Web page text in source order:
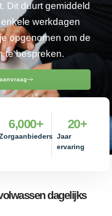
Dit duurt gemiddeld
werkdagen
opgenomen om de
te bespreken.
6,000+
Jaar
ervaring
20+
dagelijks